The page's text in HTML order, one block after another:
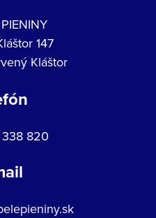
147
Kláštor
338 820